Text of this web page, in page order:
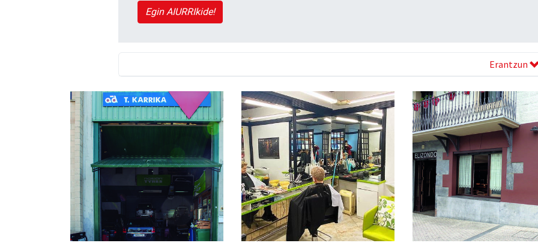
Egin AIURRIkide!
Erantzun